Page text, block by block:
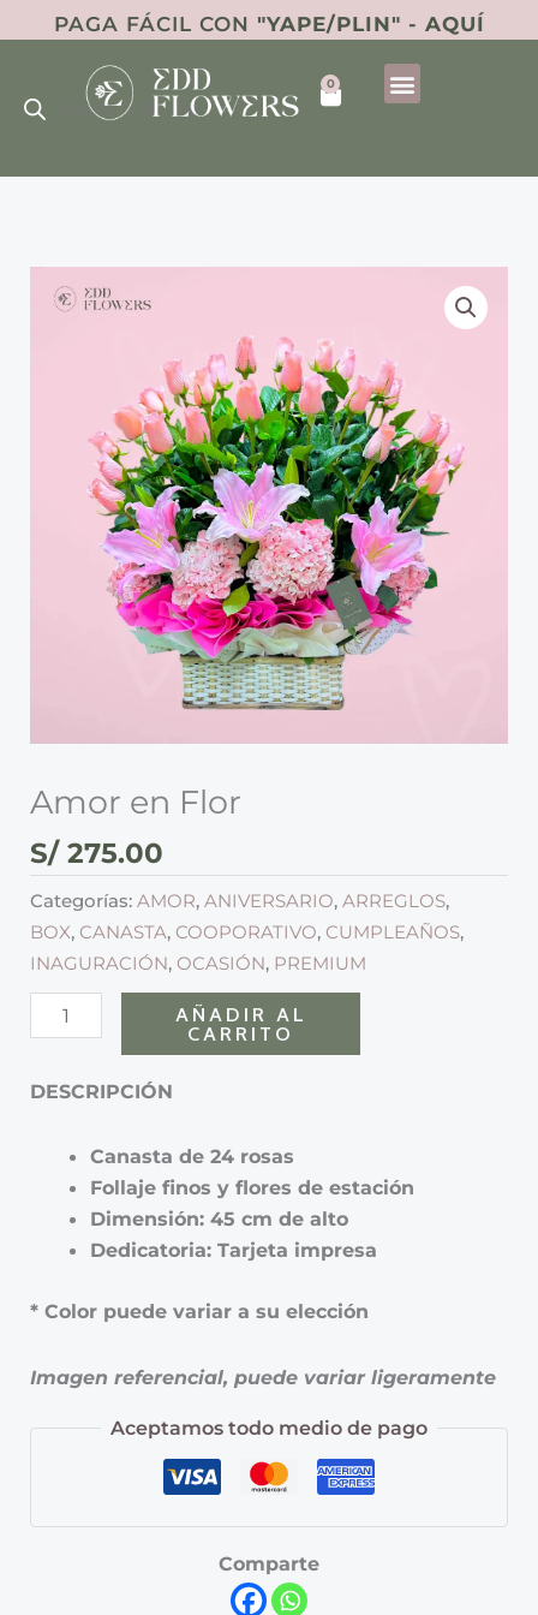
al
contenido
PAGA FÁCIL CON "YAPE/PLIN" - AQUÍ
0
Cart
Amor en Flor
S/275.00
Categorías:AMOR,ANIVERSARIO,ARREGLOS,
BOX, CANASTA, COOPORATIVO, CUMPLEAÑOS,
INAGURACIÓN, OCASIÓN, PREMIUM
Amor
AÑADIR AL
CARRITO
DESCRIPCIÓN
Canasta de 24 rosas
Follaje finos y flores de estación
Dimensión: 45 cm de alto
Dedicatoria: Tarjeta impresa
* Color puede variar a su elección
Imagen referencial, puede variar ligeramente
Aceptamos todo medio de pago
Comparte